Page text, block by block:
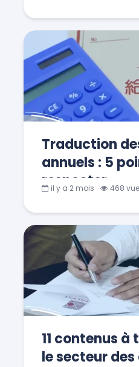
Traduction
annuels : 5
respecter
il y a 2 mois 468
11 contenus
le secteur